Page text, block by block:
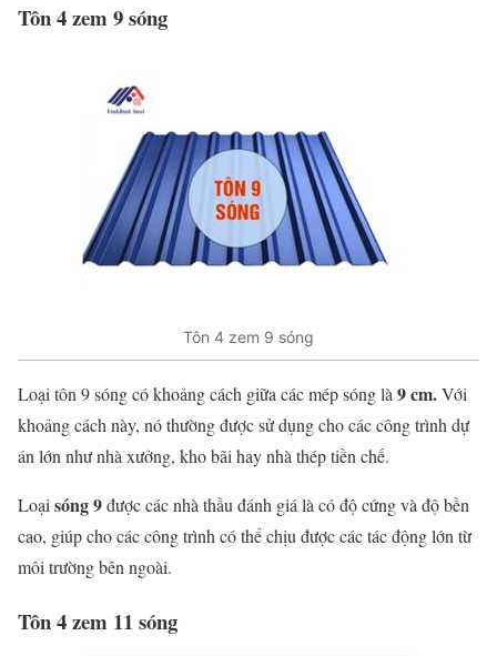
Tôn 4 zem 9 sóng
Tôn 4 zem 9 sóng
Loại tôn 9 sóng có khoảng cách giữa các mép sóng là9 cm.Với
khoảng cách này, nó thường được sử dụng cho các công trình dự
án lớn như nhà xưởng, kho bãi hay nhà thép tiền chế.
Loạisóng 9được các nhà thầu đánh giá là có độ cứng và độ bền
cao, giúp cho các công trình có thể chịu được các tác động lớn từ
môi trường bên ngoài.
Tôn 4 zem 11 sóng